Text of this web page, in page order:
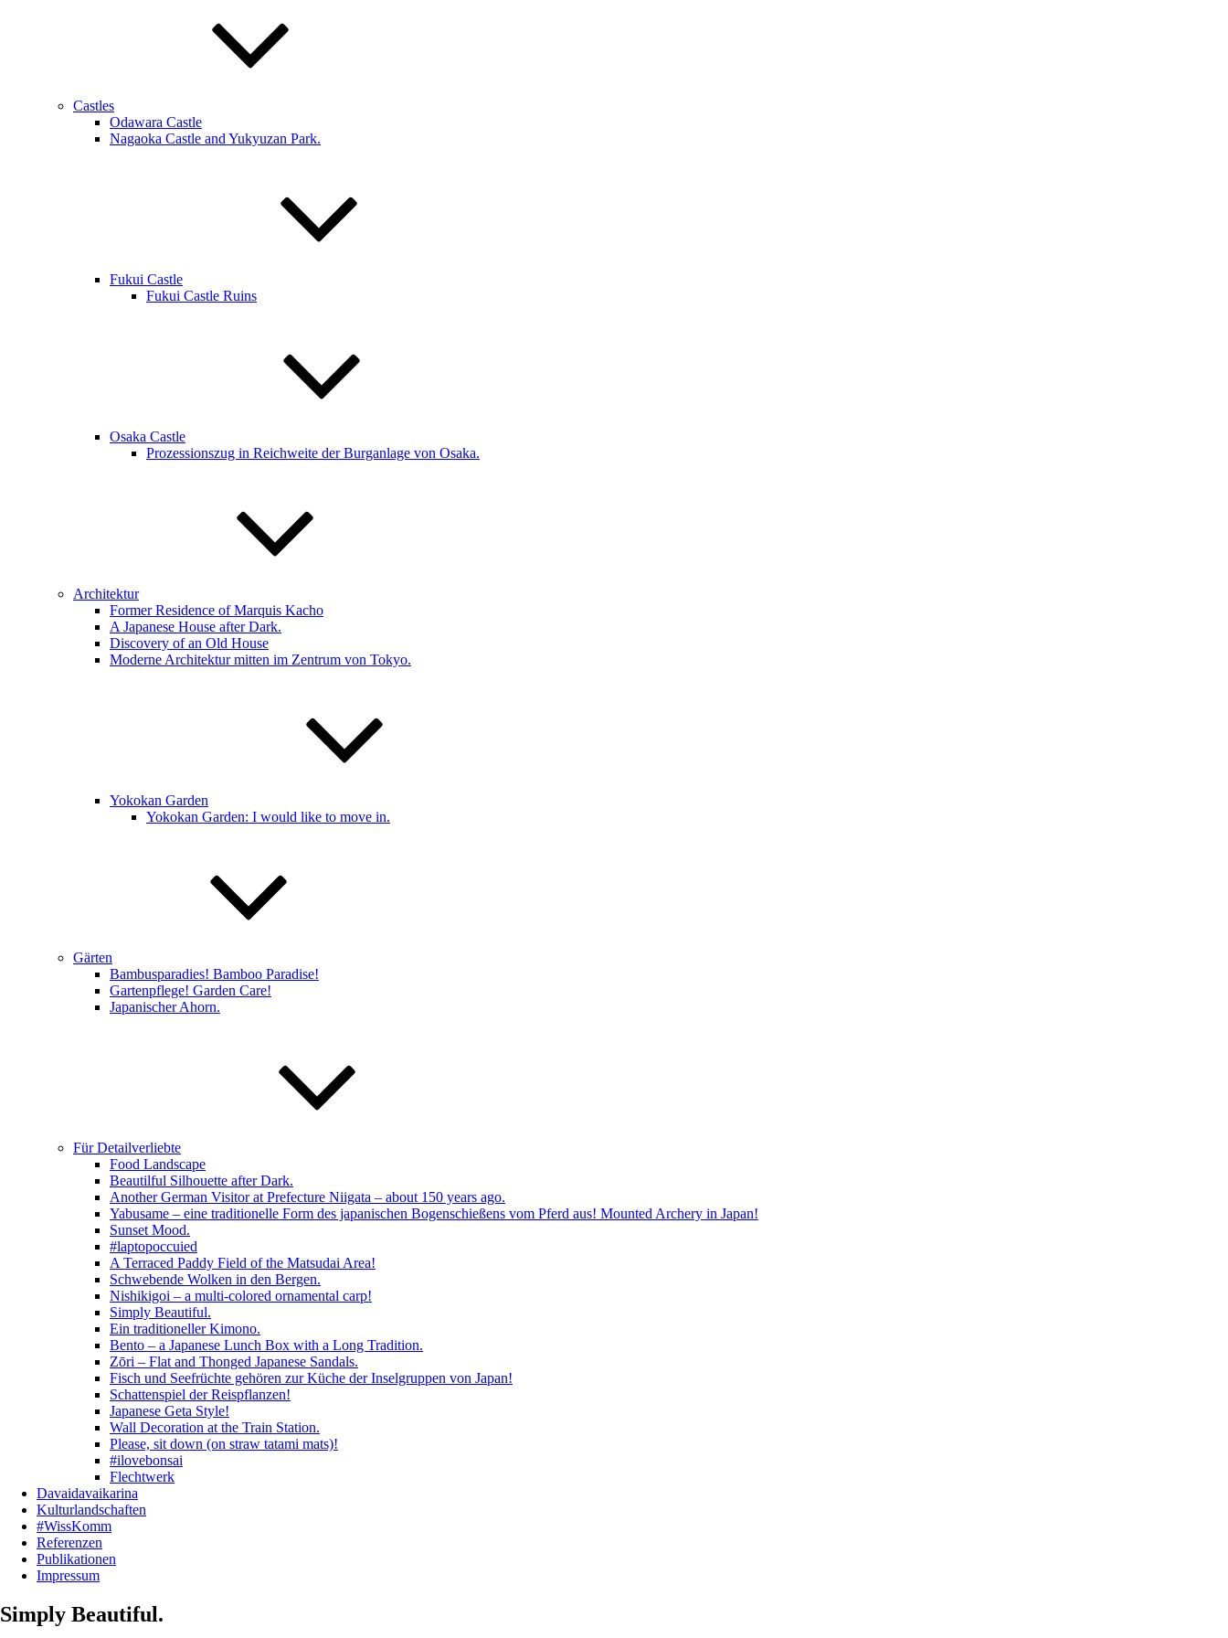
Castles
Odawara Castle
Nagaoka Castle and Yukyuzan Park.
Fukui Castle
Fukui Castle Ruins
Osaka Castle
Prozessionszug in Reichweite der Burganlage von Osaka.
Architektur
Former Residence of Marquis Kacho
A Japanese House after Dark.
Discovery of an Old House
Moderne Architektur mitten im Zentrum von Tokyo.
Yokokan Garden
Yokokan Garden: I would like to move in.
Gärten
Bambusparadies! Bamboo Paradise!
Gartenpflege! Garden Care!
Japanischer Ahorn.
Für Detailverliebte
Food Landscape
Beautilful Silhouette after Dark.
Another German Visitor at Prefecture Niigata – about 150 years ago.
Yabusame – eine traditionelle Form des japanischen Bogenschießens vom Pferd aus! Mounted Archery in Japan!
Sunset Mood.
#laptopoccuied
A Terraced Paddy Field of the Matsudai Area!
Schwebende Wolken in den Bergen.
Nishikigoi – a multi-colored ornamental carp!
Simply Beautiful.
Ein traditioneller Kimono.
Bento – a Japanese Lunch Box with a Long Tradition.
Zōri – Flat and Thonged Japanese Sandals.
Fisch und Seefrüchte gehören zur Küche der Inselgruppen von Japan!
Schattenspiel der Reispflanzen!
Japanese Geta Style!
Wall Decoration at the Train Station.
Please, sit down (on straw tatami mats)!
#ilovebonsai
Flechtwerk
Davaidavaikarina
Kulturlandschaften
#WissKomm
Referenzen
Publikationen
Impressum
Simply Beautiful.